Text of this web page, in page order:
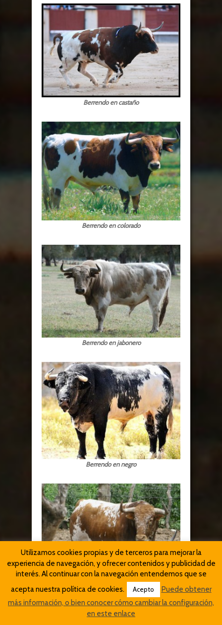
Berrendo en castaño
Berrendo en colorado
Berrendo en jabonero
Berrendo en negro
Berrendo en salinero
Utilizamos cookies propias y de terceros para mejorar la
experiencia de navegación, y ofrecer contenidos y publicidad de
interés. Al continuar con la navegación entendemos que se
acepta nuestra política de cookies.
Acepto
Puede obtener
más información, o bien conocer cómo cambiar la configuración,
en este enlace